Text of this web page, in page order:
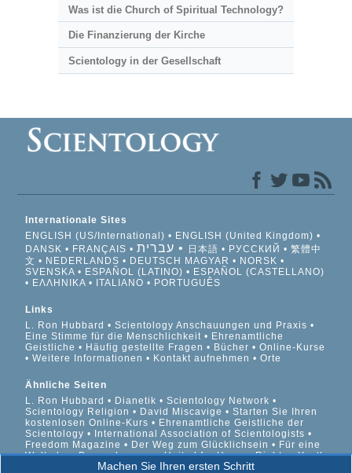
Was ist die Church of Spiritual Technology?
Die Finanzierung der Kirche
Scientology in der Gesellschaft
Machen Sie Ihren ersten Schritt
Internationale Sites
ENGLISH (US/International)
ENGLISH (United Kingdom)
DANSK
FRANÇAIS עברית 日本語 РУССКИЙ
繁體中
文
NEDERLANDS DEUTSCH MAGYAR
NORSK
SVENSKA
ESPAÑOL (LATINO)
ESPAÑOL (CASTELLANO)
ΕΛΛΗΝΙΚA
ITALIANO PORTUGUÊS
Links
L. Ron Hubbard
Scientology Anschauungen und Praxis
Eine Stimme für die Menschlichkeit
Ehrenamtliche
Geistliche
Häufig gestellte Fragen Bücher
Online-Kurse
Weitere Informationen
Kontakt aufnehmen Orte
Ähnliche Seiten
L. Ron Hubbard
Dianetik
Scientology Network
Scientology Religion
David Miscavige
Starten Sie Ihren
kostenlosen Online-Kurs
Ehrenamtliche Geistliche der
Scientology
International Association of Scientologists
Freedom Magazine
Der Weg zum Glücklichsein
Für eine
Welt ohne Drogenkonsum
United for Human Rights
Youth
for Human Rights
Citizens Commission on Human Rights